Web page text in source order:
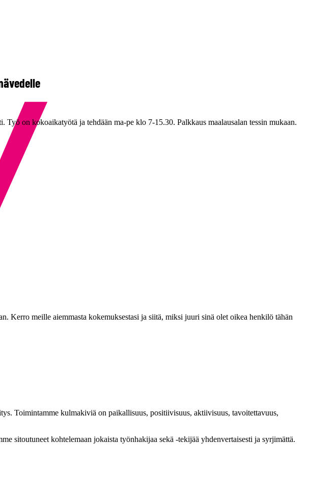
on kokoaikatyötä ja tehdään ma-pe klo 7-15.30. Palkkaus maalausalan tessin mukaan.
Kerro meille aiemmasta kokemuksestasi ja siitä, miksi juuri sinä olet oikea henkilö tähän
Toimintamme kulmakiviä on paikallisuus, positiivisuus, aktiivisuus, tavoitettavuus,
sitoutuneet kohtelemaan jokaista työnhakijaa sekä -tekijää yhdenvertaisesti ja syrjimättä.